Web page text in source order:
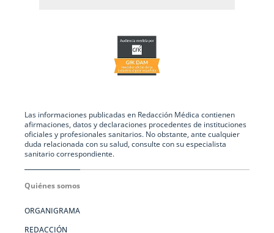
Las informaciones publicadas en Redacción Médica contienen
afirmaciones, datos y declaraciones procedentes de instituciones
oficiales y profesionales sanitarios. No obstante, ante cualquier
duda relacionada con su salud, consulte con su especialista
sanitario correspondiente.
Quiénes somos
ORGANIGRAMA
REDACCIÓN